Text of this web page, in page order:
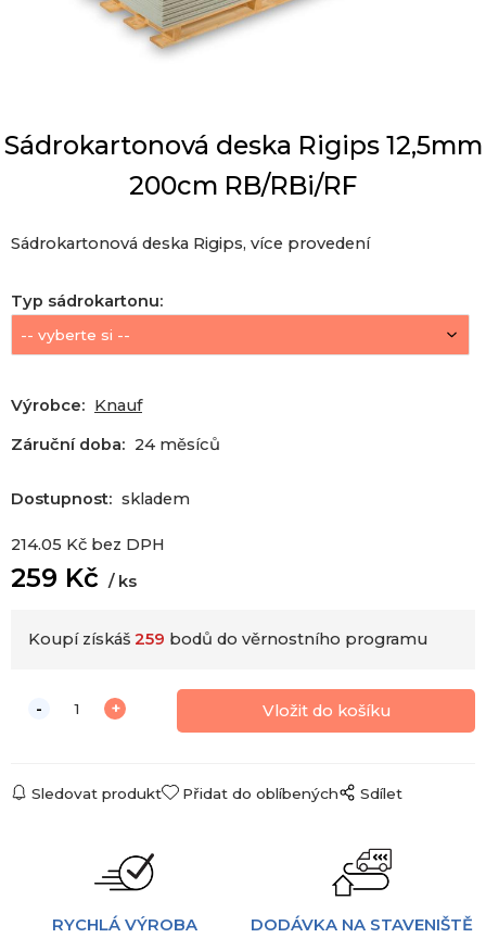
Sádrokartonová deska Rigips 12,5mm
200cm RB/RBi/RF
Sádrokartonová deska Rigips, více provedení
Typ sádrokartonu:
Výrobce: Knauf
Záruční doba: 24 měsíců
Dostupnost: skladem
214.05 Kč bez DPH
259 Kč ks
Koupí získáš 259 bodů do věrnostního programu
Sledovat produkt Přidat do oblíbených Sdílet
RYCHLÁ VÝROBA
DODÁVKA NA STAVENIŠTĚ